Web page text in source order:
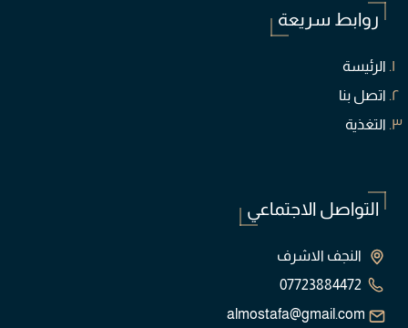
روابط سريعة
الرئيسة
اتصل بنا
التغذية
التواصل الاجتماعي
النجف الاشرف
07723884472
almostafa@gmail.com